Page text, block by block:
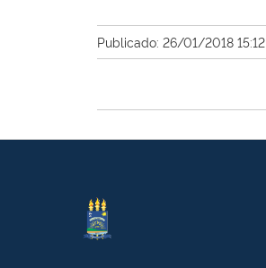
Publicado: 26/01/2018 15:12